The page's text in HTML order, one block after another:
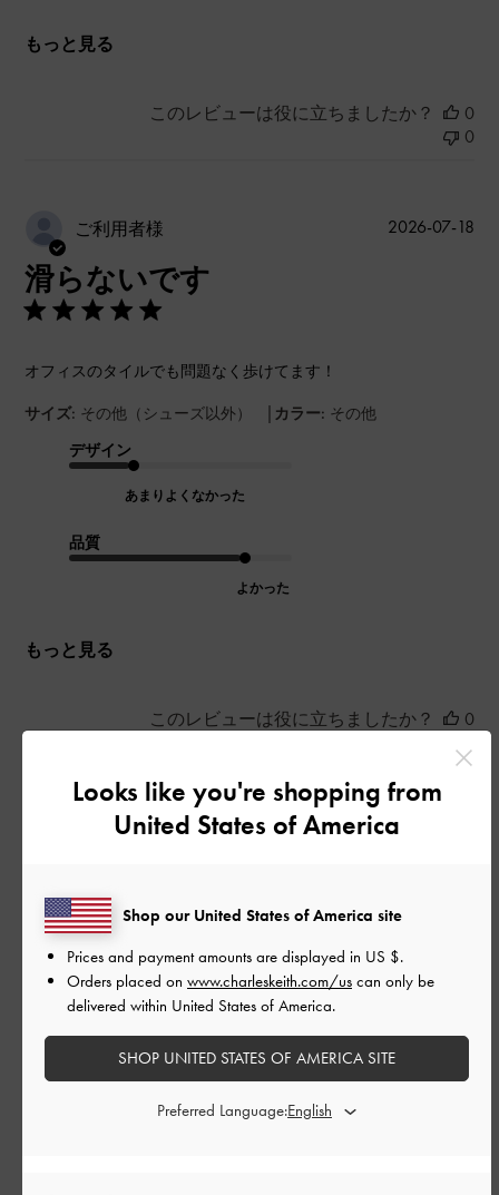
もっと見る
このレビューは役に立ちましたか？
0
0
ご利用者様
滑らないです
オフィスのタイルでも問題なく歩けてます！
サイズ: その他（シューズ以外） | カラー: その他
デザイン
あまりよくなかった
品質
よかった
もっと見る
公
2026-07-18
このレビューは役に立ちましたか？
0
ご利用者様
ヒールではこの商品は必須デス。
|
デザイン
とてもよかった
2026-05-28
Looks like you're shopping from
United States of America
Shop our United States of America site
Prices and payment amounts are displayed in US $.
Orders placed on www.charleskeith.com/us can only be
delivered within United States of America.
SHOP UNITED STATES OF AMERICA SITE
Preferred Language: